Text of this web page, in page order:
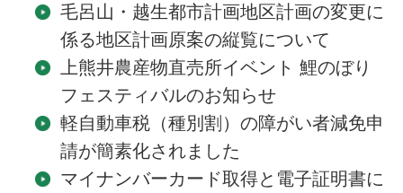
毛呂山・越生都市計画地区計画の変更に
係る地区計画原案の縦覧について
上熊井農産物直売所イベント 鯉のぼり
フェスティバルのお知らせ
軽自動車税（種別割）の障がい者減免申
請が簡素化されました
マイナンバーカード取得と電子証明書に